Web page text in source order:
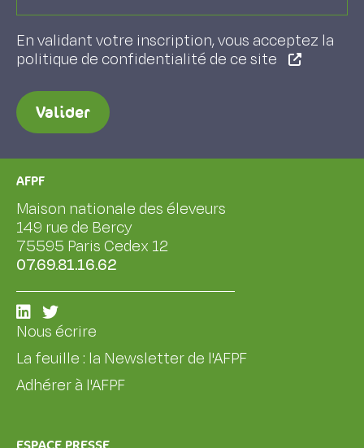
En validant votre inscription, vous acceptez la
politique de confidentialité de ce site
Valider
AFPF
Maison nationale des éleveurs
149 rue de Bercy
75595 Paris Cedex 12
07.69.81.16.62
Nous écrire
La feuille : la Newsletter de l'AFPF
Adhérer à l'AFPF